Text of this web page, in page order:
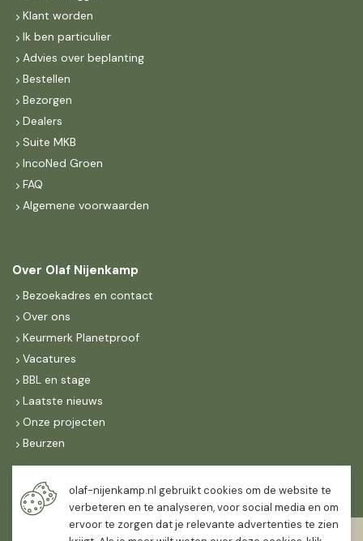
Klant worden
Ik ben particulier
Advies over beplanting
Bestellen
Bezorgen
Dealers
Suite MKB
IncoNed Groen
FAQ
Algemene voorwaarden
Over Olaf Nijenkamp
Bezoekadres en contact
Over ons
Keurmerk Planetproof
Vacatures
BBL en stage
Laatste nieuws
Onze projecten
Beurzen
Maandag t/m vrijdag
07:30-
16:30
olaf-nijenkamp.nl gebruikt cookies om de website te
verbeteren en te analyseren, voor social media en om
ervoor te zorgen dat je relevante advertenties te zien